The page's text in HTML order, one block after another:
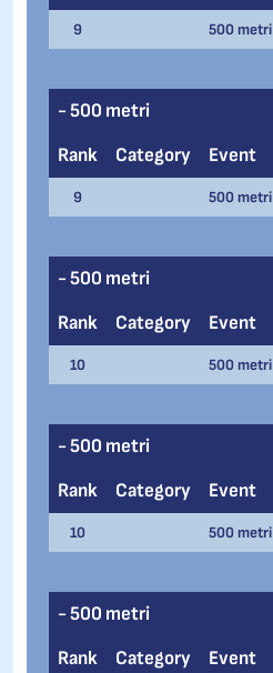
9 500 metri
- 500 metri
Rank
Category Event
9 500 metri
- 500 metri
Rank
Category Event
10 500 metri
- 500 metri
Rank
Category Event
10 500 metri
- 500 metri
Rank
Category Event